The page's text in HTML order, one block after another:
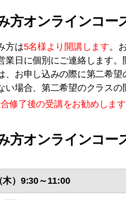
方オンラインコー
方は5名様より開講します。
業日に個別にご連絡します
、お申し込みの際に第二希
い場合、第二希望のクラスの
修了後の受講をお勧めします
方オンラインコ
）9:30～11:00